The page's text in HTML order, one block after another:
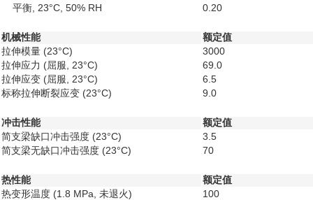
平衡, 23°C, 50% RH
0.20
机械性能
额定值
拉伸模量 (23°C)
3000
拉伸应力 (屈服, 23°C)
69.0
拉伸应变 (屈服, 23°C)
6.5
标称拉伸断裂应变 (23°C) 9.0
冲击性能
额定值
简支梁缺口冲击强度 (23°C)
3.5
简支梁无缺口冲击强度 (23°C) 70
热性能
额定值
热变形温度 (1.8 MPa, 未退火)
100